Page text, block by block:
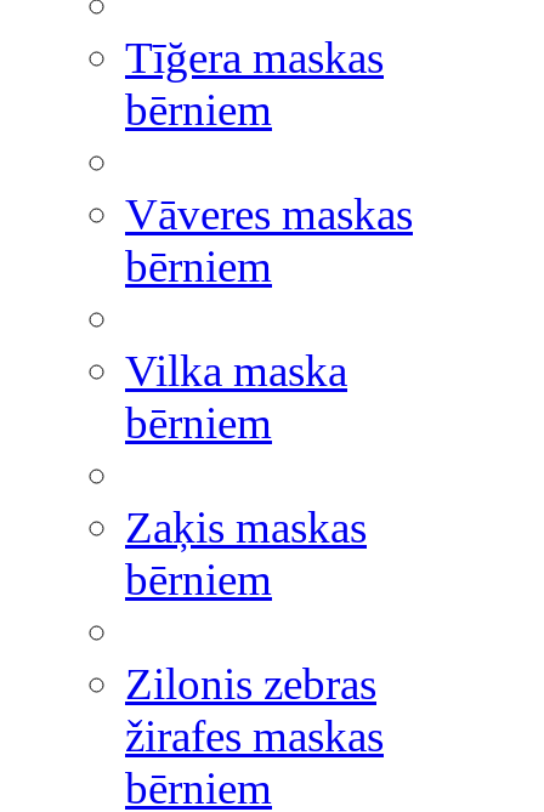
Tīğera maskas
bērniem
Vāveres maskas
bērniem
Vilka maska
bērniem
Zaķis maskas
bērniem
Zilonis zebras
žirafes maskas
bērniem